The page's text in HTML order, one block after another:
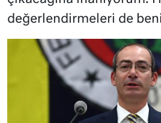
değerlendirmeleri de